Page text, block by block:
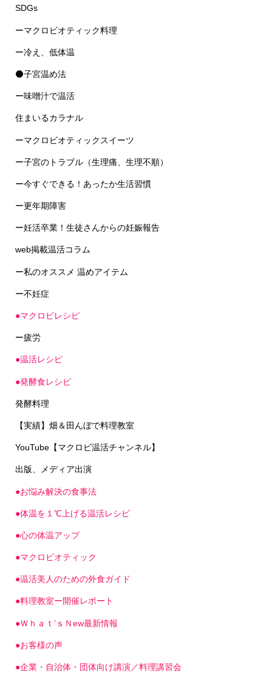
SDGs
ーマクロビオティック料理
ー冷え、低体温
⚫子宮温め法
ー味噌汁で温活
住まいるカラナル
ーマクロビオティックスイーツ
ー子宮のトラブル（生理痛、生理不順）
ー今すぐできる！あったか生活習慣
ー更年期障害
ー妊活卒業！生徒さんからの妊娠報告
web掲載温活コラム
ー私のオススメ 温めアイテム
ー不妊症
●マクロビレシピ
ー疲労
●温活レシピ
●発酵食レシピ
発酵料理
【実績】畑＆田んぼで料理教室
YouTube【マクロビ温活チャンネル】
出版、メディア出演
●お悩み解決の食事法
●体温を１℃上げる温活レシピ
●心の体温アップ
●マクロビオティック
●温活美人のための外食ガイド
●料理教室ー開催レポート
●Ｗｈａｔ’ｓＮew最新情報
●お客様の声
●企業・自治体・団体向け講演／料理講習会